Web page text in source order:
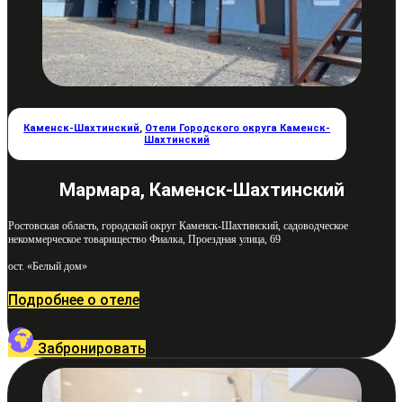
Каменск-Шахтинский, Отели Городского округа Каменск-
Шахтинский
Мармара, Каменск-Шахтинский
Ростовская область, городской округ Каменск-Шахтинский, садоводческое
некоммерческое товарищество Фиалка, Проездная улица, 69
ост. «Белый дом»
Подробнее о отеле
Забронировать